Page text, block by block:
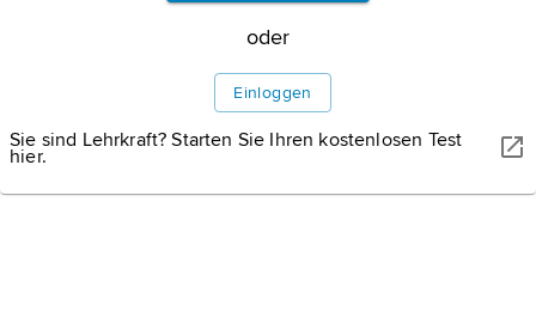
oder
Einloggen
Sie sind Lehrkraft? Starten Sie Ihren kostenlosen Test
hier.